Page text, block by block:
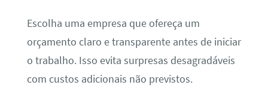
Escolha uma empresa que ofereça um
orçamento claro e transparente antes de iniciar
o trabalho. Isso evita surpresas desagradáveis
com custos adicionais não previstos.